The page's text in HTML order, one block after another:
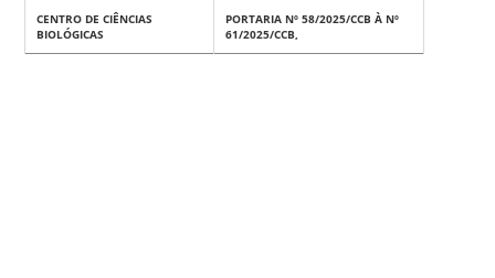
CENTRO DE CIÊNCIAS
BIOLÓGICAS
PORTARIA Nº 58/2025/CCB À Nº
61/2025/CCB,